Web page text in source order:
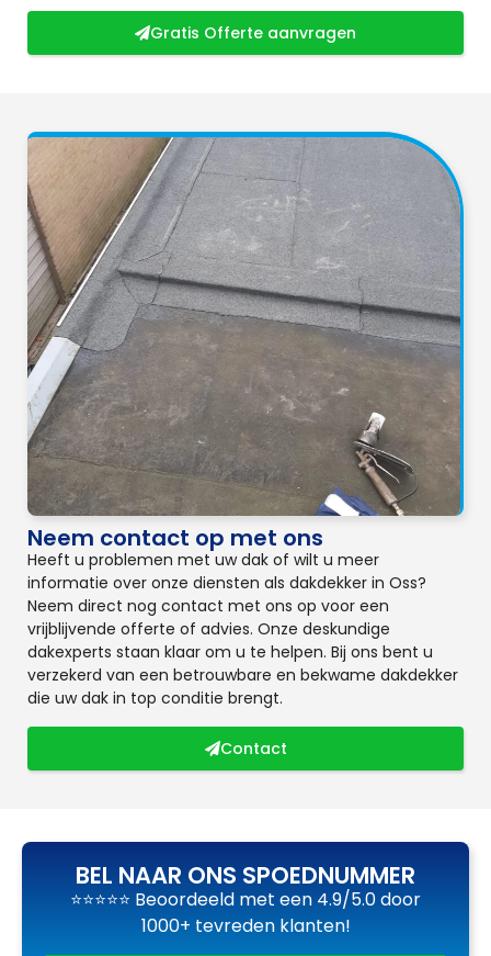
Gratis Offerte aanvragen
Neem contact op met ons
Heeft u problemen met uw dak of wilt u meer
informatie over onze diensten als dakdekker in Oss?
Neem direct nog contact met ons op voor een
vrijblijvende offerte of advies. Onze deskundige
dakexperts staan klaar om u te helpen. Bij ons bent u
verzekerd van een betrouwbare en bekwame dakdekker
die uw dak in top conditie brengt.
Contact
BEL NAAR ONS SPOEDNUMMER
⭐⭐⭐⭐⭐ Beoordeeld met een 4.9/5.0 door
1000+ tevreden klanten!